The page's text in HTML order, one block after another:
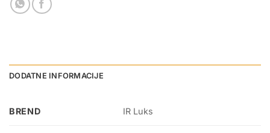
DODATNE INFORMACIJE
BREND IR Luks